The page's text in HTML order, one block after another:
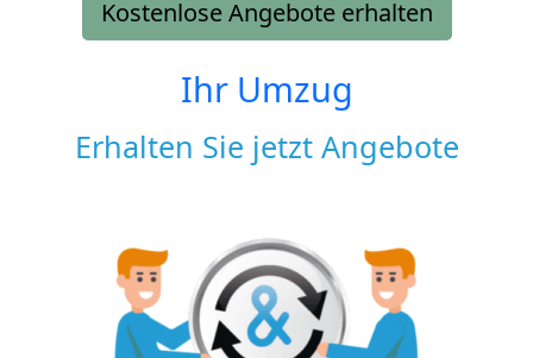
Kostenlose Angebote erhalten
Ihr Umzug
Erhalten Sie jetzt Angebote